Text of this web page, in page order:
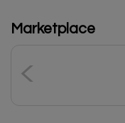
Marketplace